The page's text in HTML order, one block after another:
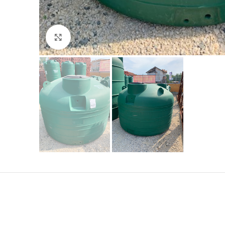
Click to enlarge